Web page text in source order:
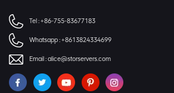
Tel :+86-755-83677183
Whatsapp :+8613824334699
Email :alice@storservers.com